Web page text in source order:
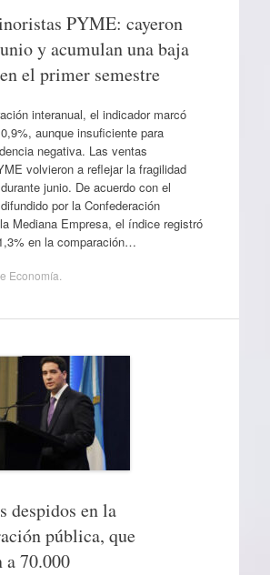
PYME: cayeron
y acumulan una baja
el primer semestre
interanual, el indicador marcó
aunque insuficiente para
negativa. Las ventas
volvieron a reflejar la fragilidad
junio. De acuerdo con el
por la Confederación
Mediana Empresa, el índice registró
en la comparación…
Economía
despidos en la
pública, que
a 70.000